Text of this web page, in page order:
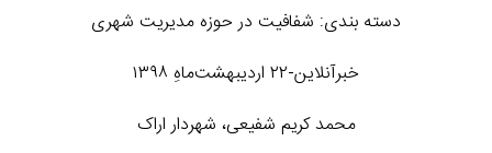
دسته بندی: شفافیت در حوزه مدیریت شهری
خبرآنلاین-۲۲ اردیبهشت‌ماهِ ۱۳۹۸
محمد کریم شفیعی، شهردار اراک